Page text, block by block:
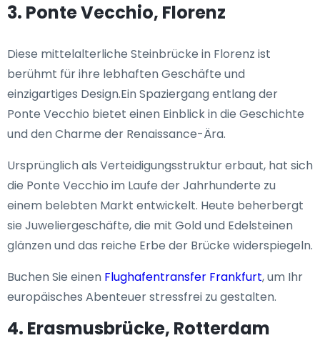
3. Ponte Vecchio, Florenz
Diese mittelalterliche Steinbrücke in Florenz ist
berühmt für ihre lebhaften Geschäfte und
einzigartiges Design.Ein Spaziergang entlang der
Ponte Vecchio bietet einen Einblick in die Geschichte
und den Charme der Renaissance-Ära.
Ursprünglich als Verteidigungsstruktur erbaut, hat sich
die Ponte Vecchio im Laufe der Jahrhunderte zu
einem belebten Markt entwickelt. Heute beherbergt
sie Juweliergeschäfte, die mit Gold und Edelsteinen
glänzen und das reiche Erbe der Brücke widerspiegeln.
Buchen Sie einen Flughafentransfer Frankfurt, um Ihr
europäisches Abenteuer stressfrei zu gestalten.
4. Erasmusbrücke, Rotterdam